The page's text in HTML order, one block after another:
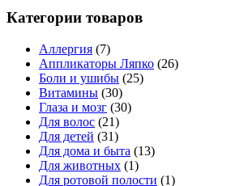
Категории товаров
Аллергия (7)
Аппликаторы Ляпко (26)
Боли и ушибы (25)
Витамины (30)
Глаза и мозг (30)
Для волос (21)
Для детей (31)
Для дома и быта (13)
Для животных (1)
Для ротовой полости (1)